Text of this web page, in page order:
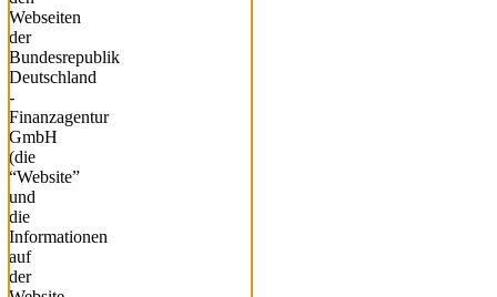
Webseiten
der
Bundesrepublik
Deutschland
-
Finanzagentur
GmbH
(die
“Website”
und
die
Informationen
auf
der